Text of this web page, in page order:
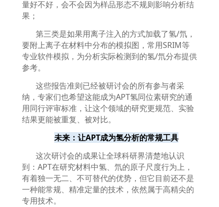
量好不好，会不会因为样品形态不规则影响分析结
果；
第三类是如果用离子注入的方式加载了氢/氘，
要附上离子在材料中分布的模拟图，常用SRIM等
专业软件模拟，为分析实际检测到的氢/氘分布提供
参考。
这些报告准则已经被研讨会的所有参与者采
纳，专家们也希望这能成为APT氢同位素研究的通
用同行评审标准，让这个领域的研究更规范、实验
结果更能被重复、被对比。
未来：让APT成为氢分析的常规工具
这次研讨会的成果让全球科研界清楚地认识
到： APT在研究材料中氢、氘的原子尺度行为上，
有着独一无二、不可替代的优势，但它目前还不是
一种能常规、精准定量的技术，依然属于高精尖的
专用技术。